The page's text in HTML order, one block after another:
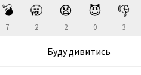
💣
7
🥱
2
😧
2
😈
0
👎
3
Буду дивитись